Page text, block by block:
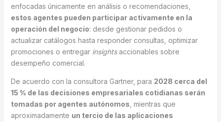
enfocadas únicamente en análisis o recomendaciones,
estos agentes pueden participar activamente en la
operación del negocio: desde gestionar pedidos o
actualizar catálogos hasta responder consultas, optimizar
promociones o entregarinsightsaccionables sobre
desempeño comercial.
De acuerdo con la consultora Gartner, para 2028 cerca del
15 % de las decisiones empresariales cotidianas serán
tomadas por agentes autónomos , mientras que
aproximadamente un tercio de las aplicaciones